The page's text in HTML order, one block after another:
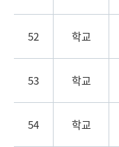
52 학교
53 학교
54 학교